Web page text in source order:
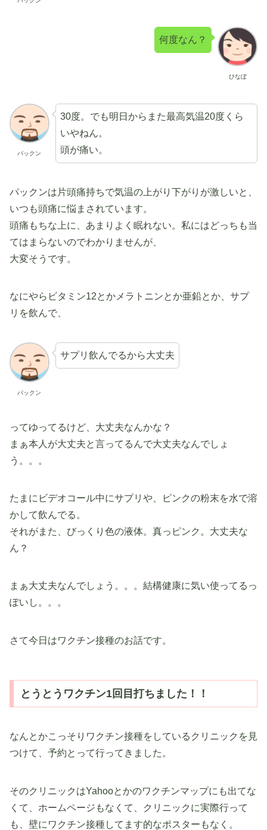
ひなぼ
何度なん？
パックン
30度。でも明日からまた最高気温20度くら
いやねん。
頭が痛い。
パックンは片頭痛持ちで気温の上がり下がりが激しいと、
いつも頭痛に悩まされています。
頭痛もちな上に、あまりよく眠れない。私にはどっちも当
てはまらないのでわかりませんが、
大変そうです。
なにやらビタミン12とかメラトニンとか亜鉛とか、サプ
リを飲んで、
パックン
サプリ飲んでるから大丈夫
ってゆってるけど、大丈夫なんかな？
まぁ本人が大丈夫と言ってるんで大丈夫なんでしょ
う。。。
たまにビデオコール中にサプリや、ピンクの粉末を水で溶
かして飲んでる。
それがまた、びっくり色の液体。真っピンク。大丈夫な
ん？
まぁ大丈夫なんでしょう。。。結構健康に気い使ってるっ
ぽいし。。。
さて今日はワクチン接種のお話です。
とうとうワクチン1回目打ちました！！
なんとかこっそりワクチン接種をしているクリニックを見
つけて、予約とって行ってきました。
そのクリニックはYahooとかのワクチンマップにも出てな
くて、ホームページもなくて、クリニックに実際行って
も、壁にワクチン接種してます的なポスターもなく。